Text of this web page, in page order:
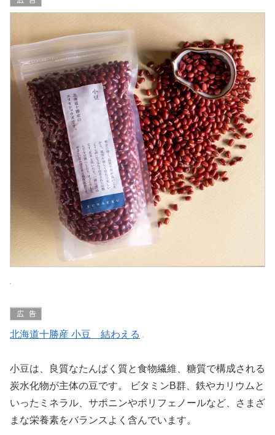
北海道十勝産 小豆 結わえる
小豆は、良質なたんぱく質と食物繊維、糖質で構成される
炭水化物が主体の豆です。 ビタミンB群、鉄やカリウムと
いったミネラル、サポニンやポリフェノールなど、さまざ
まな栄養素をバランスよく含んでいます。